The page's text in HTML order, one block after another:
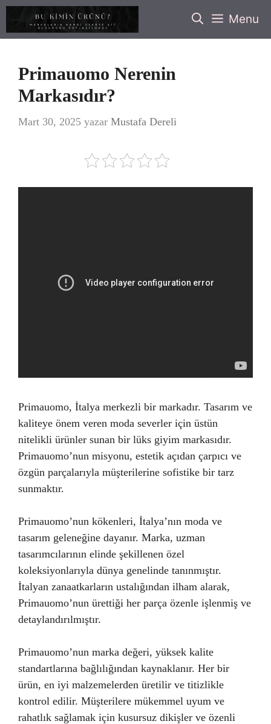
İçeriğe
Menu
Primauomo Nerenin
Markasıdır?
Mart 30, 2025 yazar Mustafa Dereli
Primauomo, İtalya merkezli bir markadır. Tasarım ve
kaliteye önem veren moda severler için üstün
nitelikli ürünler sunan bir lüks giyim markasıdır.
Primauomo’nun misyonu, estetik açıdan çarpıcı ve
özgün parçalarıyla müşterilerine sofistike bir tarz
sunmaktır.
Primauomo’nun kökenleri, İtalya’nın moda ve
tasarım geleneğine dayanır. Marka, uzman
tasarımcılarının elinde şekillenen özel
koleksiyonlarıyla dünya genelinde tanınmıştır.
İtalyan zanaatkarların ustalığından ilham alarak,
Primauomo’nun ürettiği her parça özenle işlenmiş ve
detaylandırılmıştır.
Primauomo’nun marka değeri, yüksek kalite
standartlarına bağlılığından kaynaklanır. Her bir
ürün, en iyi malzemelerden üretilir ve titizlikle
kontrol edilir. Müşterilere mükemmel uyum ve
rahatlık sağlamak için kusursuz dikişler ve özenli